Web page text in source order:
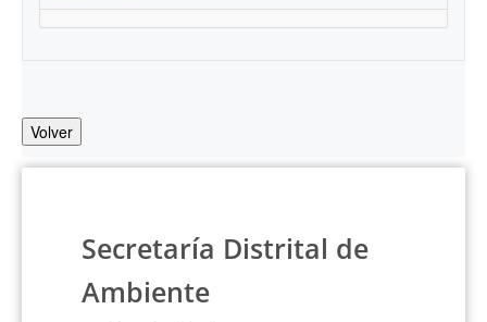
Volver
Secretaría Distrital de
Ambiente